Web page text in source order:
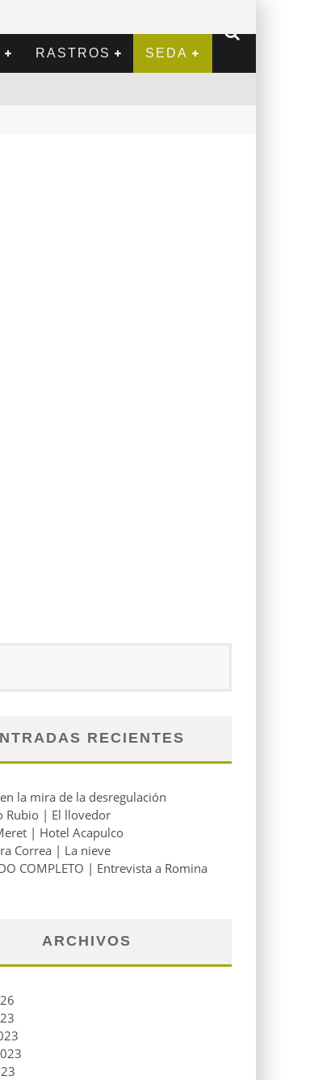
RASTROS SEDA
RECIENTES
la mira de la desregulación
Rubio | El llovedor
| Hotel Acapulco
Correa | La nieve
COMPLETO | Entrevista a Romina
ARCHIVOS